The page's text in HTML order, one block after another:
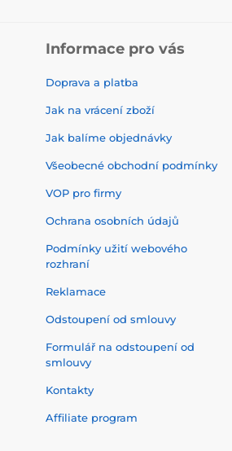
Informace pro vás
Doprava a platba
Jak na vrácení zboží
Jak balíme objednávky
Všeobecné obchodní podmínky
VOP pro firmy
Ochrana osobních údajů
Podmínky užití webového
rozhraní
Reklamace
Odstoupení od smlouvy
Formulář na odstoupení od
smlouvy
Kontakty
Affiliate program